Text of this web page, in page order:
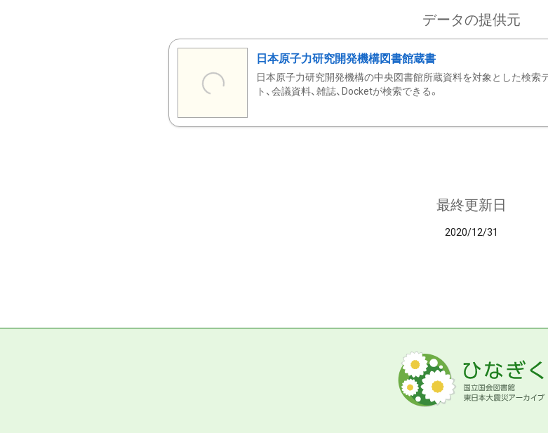
データの提供元
日本原子力研究開発機構図書館蔵書
日本原子力研究開発機構の中央図書館所蔵資料を対象とした検索
ト、会議資料、雑誌、Docketが検索できる。
最終更新日
2020/12/31